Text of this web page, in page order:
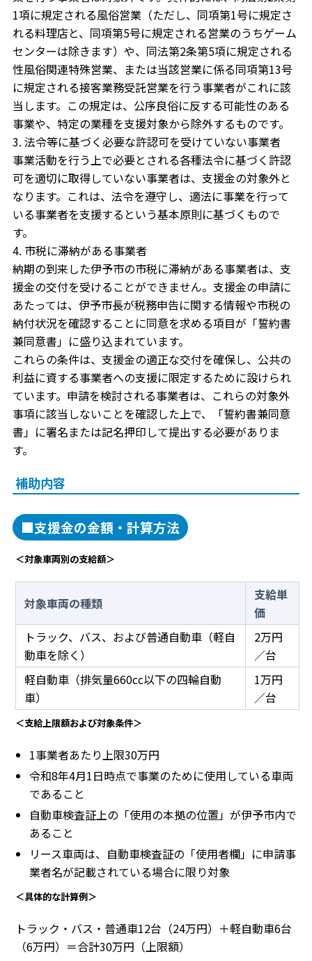
1項に規定される風俗営業（ただし、同項第1号に規定さ
れる料理店と、同項第5号に規定される営業のうちゲーム
センターは除きます）や、同法第2条第5項に規定される
性風俗関連特殊営業、または当該営業に係る同項第13号
に規定される接客業務受託営業を行う事業者がこれに該
当します。この規定は、公序良俗に反する可能性のある
事業や、特定の業種を支援対象から除外するものです。
3. 法令等に基づく必要な許認可を受けていない事業者
事業活動を行う上で必要とされる各種法令に基づく許認
可を適切に取得していない事業者は、支援金の対象外と
なります。これは、法令を遵守し、適法に事業を行って
いる事業者を支援するという基本原則に基づくもので
す。
4. 市税に滞納がある事業者
納期の到来した伊予市の市税に滞納がある事業者は、支
援金の交付を受けることができません。支援金の申請に
あたっては、伊予市長が税務申告に関する情報や市税の
納付状況を確認することに同意を求める項目が「誓約書
兼同意書」に盛り込まれています。
これらの条件は、支援金の適正な交付を確保し、公共の
利益に資する事業者への支援に限定するために設けられ
ています。申請を検討される事業者は、これらの対象外
事項に該当しないことを確認した上で、「誓約書兼同意
書」に署名または記名押印して提出する必要がありま
す。
補助内容
■支援金の金額・計算方法
＜対象車両別の支給額＞
対象車両の種類
支給単
価
トラック、バス、および普通自動車（軽自
動車を除く）
2万円
／台
軽自動車（排気量660cc以下の四輪自動
車）
1万円
／台
＜支給上限額および対象条件＞
1事業者あたり上限30万円
令和8年4月1日時点で事業のために使用している車両
であること
自動車検査証上の「使用の本拠の位置」が伊予市内で
あること
リース車両は、自動車検査証の「使用者欄」に申請事
業者名が記載されている場合に限り対象
＜具体的な計算例＞
トラック・バス・普通車12台（24万円）＋軽自動車6台
（6万円）＝合計30万円（上限額）